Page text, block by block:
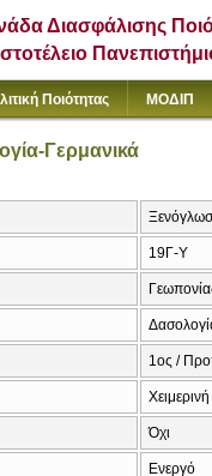
Διασφάλισης
Ποιότητας ΜΟΔΙΠ
Γερμανικά
19Γ-Υ
1ος /
Χειμερινή
Όχι
Ενεργό